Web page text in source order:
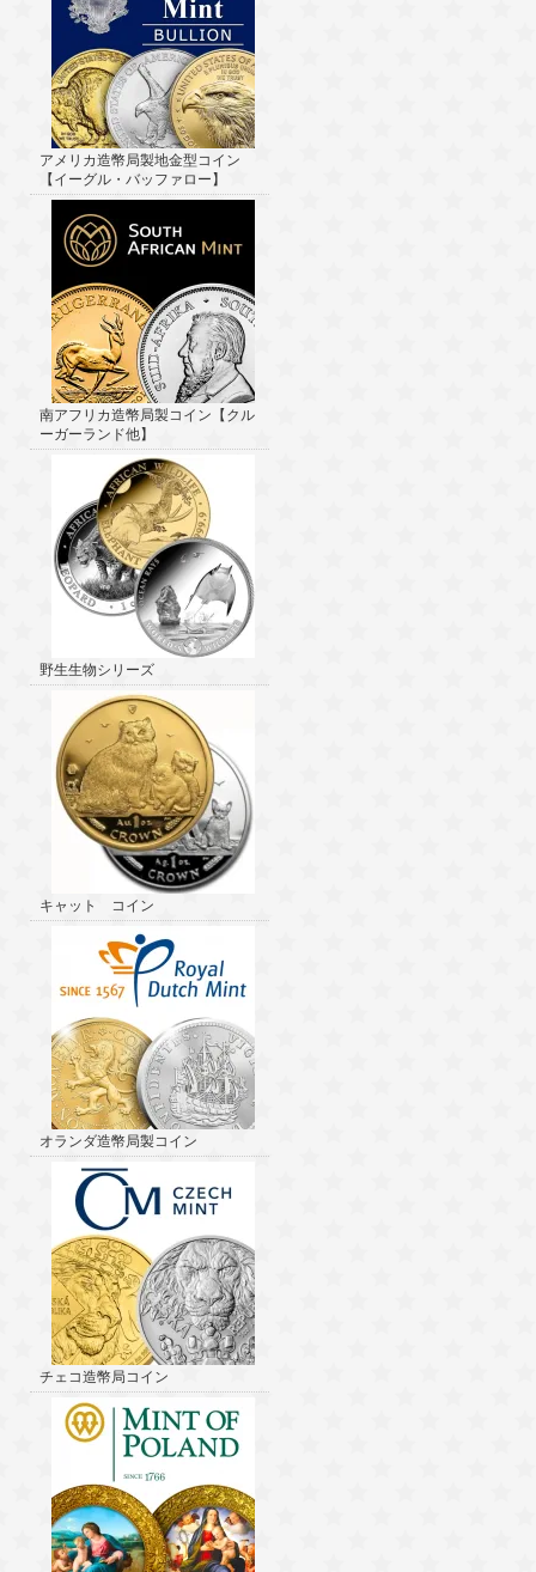
アメリカ造幣局製地金型コイン
【イーグル・バッファロー】
南アフリカ造幣局製コイン【クル
ーガーランド他】
野生生物シリーズ
キャット コイン
オランダ造幣局製コイン
チェコ造幣局コイン